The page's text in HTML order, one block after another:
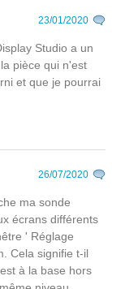
23/01/2020
Studio a un
pièce qui n'est
et que je pourrai
26/07/2020
ma sonde
écrans différents
' Réglage
Cela signifie t-il
à la base hors